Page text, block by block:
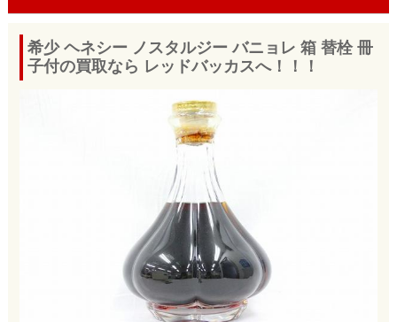
希少 ヘネシー ノスタルジー バニョレ 箱 替栓 冊
子付の買取なら レッドバッカスへ！！！